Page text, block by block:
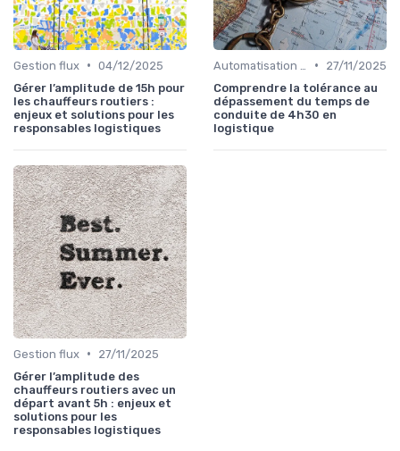
Gestion flux • 04/12/2025
Gérer l’amplitude de 15h pour
les chauffeurs routiers :
enjeux et solutions pour les
responsables logistiques
•
27/11/2025
Comprendre la tolérance au
dépassement du temps de
conduite de 4h30 en
logistique
Gestion flux •
27/11/2025
Gérer l’amplitude des
chauffeurs routiers avec un
départ avant 5h : enjeux et
solutions pour les
responsables logistiques